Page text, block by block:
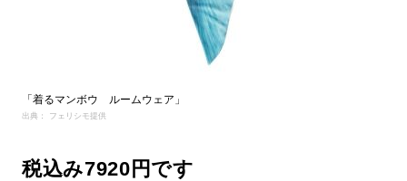
「着るマンボウ ルームウェア」
出典： フェリシモ提供
税込み7920円です